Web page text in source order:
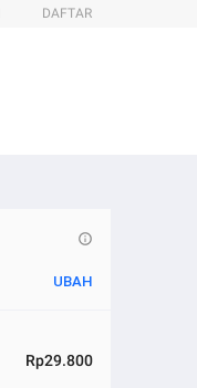
DAFTAR
UBAH
Rp29.800